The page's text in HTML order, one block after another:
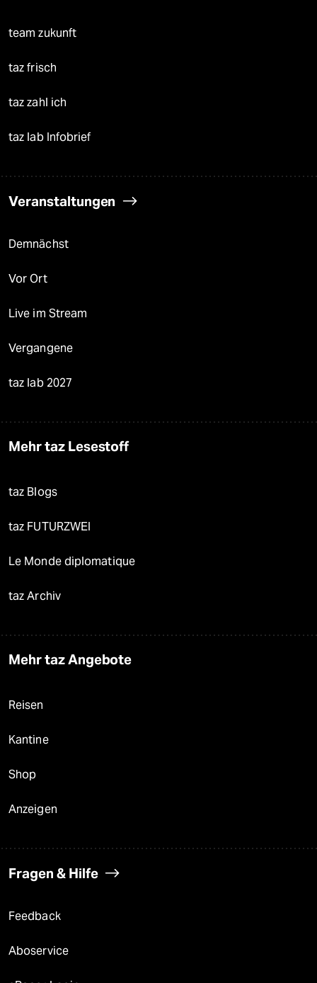
team zukunft
taz frisch
taz zahl ich
taz lab Infobrief
Veranstaltungen
Demnächst
Vor Ort
Live im Stream
Vergangene
taz lab 2027
Mehr taz Lesestoff
taz Blogs
taz FUTURZWEI
Le Monde diplomatique
taz Archiv
Mehr taz Angebote
Reisen
Kantine
Shop
Anzeigen
Fragen & Hilfe
Feedback
Aboservice